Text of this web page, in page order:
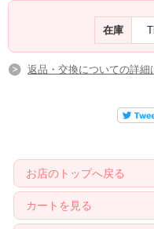
在庫
返品・交換についての詳細
お店のトップへ戻る
カートを見る